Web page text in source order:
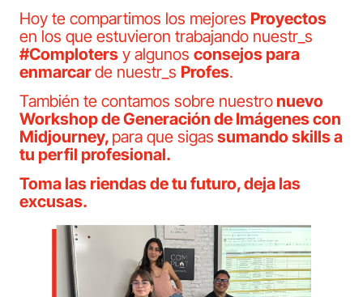
Hoy te compartimos los mejores Proyectos
en los que estuvieron trabajando nuestr_s
#Comploters y algunos consejos para
enmarcarde nuestr_s Profes.
También te contamos sobre nuestronuevo
Workshop de Generación de Imágenes con
Midjourney, para que sigas sumando skills a
tu perfil profesional.
Toma las riendas de tu futuro, deja las
excusas.